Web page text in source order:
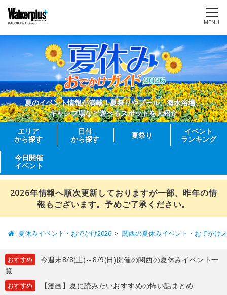
MENU
夏のイベント情報が満載！夏祭りやプール、海水浴場、
キャンプ場など遊べるスポットを大紹介
エリア
から探す
日付
から探す
夏祭り
イベント
ランキング
今日開催
イベント
2026年情報へ順次更新しておりますが一部、昨年の情
報もございます。予めご了承ください。
夏休みイベント・おでかけ2026 関西の夏休みイベント・おでかけ
おすすめ
今週末8/8(土)～8/9(日)開催の関西の夏休みイベント一
覧
おすすめ 【漫画】夏に読みたいおすすめの怖い話まとめ